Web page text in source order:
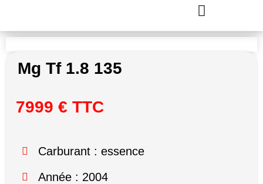
Mg Tf 1.8 135
7999 € TTC
Carburant : essence
Année : 2004